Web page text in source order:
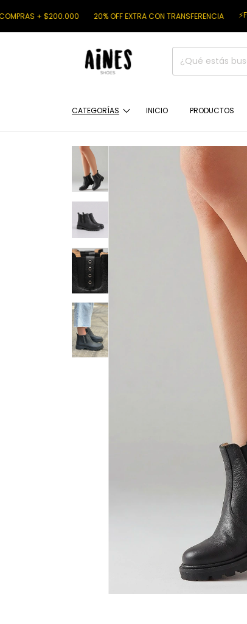
+ $200.000 20% OFF EXTRA CON TRANSFERENCIA ⚡FINAL SALE
CATEGORÍAS INICIO PRODUCTOS